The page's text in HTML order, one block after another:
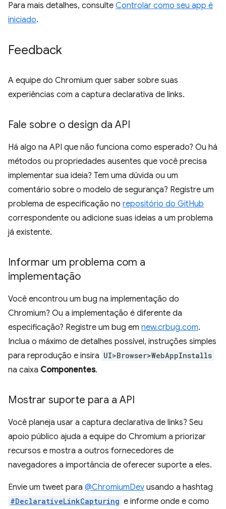
Para mais detalhes, consulte Controlar como seu app é
iniciado.
Feedback
A equipe do Chromium quer saber sobre suas
experiências com a captura declarativa de links.
Fale sobre o design da API
Há algo na API que não funciona como esperado? Ou há
métodos ou propriedades ausentes que você precisa
implementar sua ideia? Tem uma dúvida ou um
comentário sobre o modelo de segurança? Registre um
problema de especificação no repositório do GitHub
correspondente ou adicione suas ideias a um problema
já existente.
Informar um problema com a
implementação
Você encontrou um bug na implementação do
Chromium? Ou a implementação é diferente da
especificação? Registre um bug em new.crbug.com.
Inclua o máximo de detalhes possível, instruções simples
para reprodução e insira UI>Browser>WebAppInstalls
na caixa Componentes.
Mostrar suporte para a API
Você planeja usar a captura declarativa de links? Seu
apoio público ajuda a equipe do Chromium a priorizar
recursos e mostra a outros fornecedores de
navegadores a importância de oferecer suporte a eles.
Envie um tweet para @ChromiumDev usando a hashtag
#DeclarativeLinkCapturing e informe onde e como